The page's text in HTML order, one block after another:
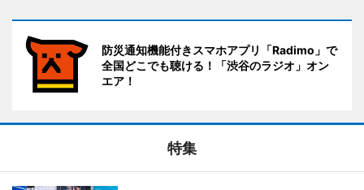
防災通知機能付きスマホアプリ「Radimo」で
全国どこでも聴ける！「渋谷のラジオ」オン
エア！
特集